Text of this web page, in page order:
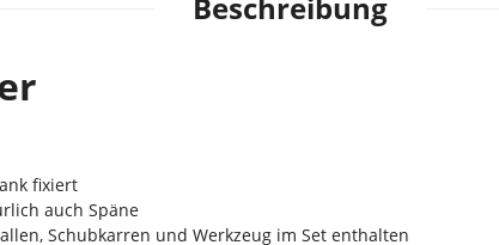
fixiert
auch Späne
Schubkarren und Werkzeug im Set enthalten